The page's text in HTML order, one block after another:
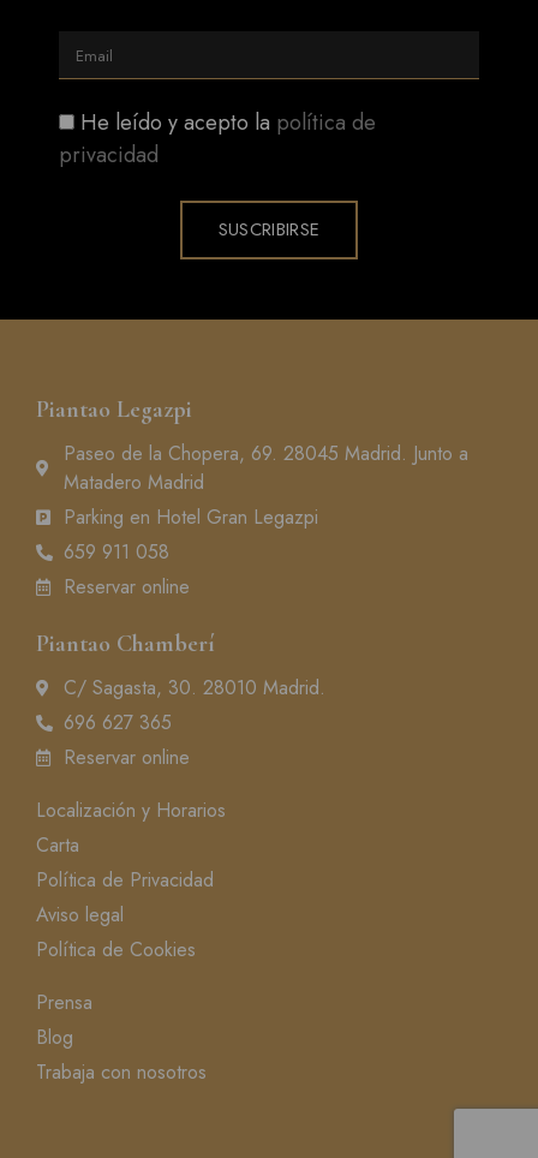
He leído y acepto la política de
privacidad
SUSCRIBIRSE
Piantao Legazpi
Paseo de la Chopera, 69. 28045 Madrid. Junto a
Matadero Madrid
Parking en Hotel Gran Legazpi
659 911 058
Reservar online
Piantao Chamberí
C/ Sagasta, 30. 28010 Madrid.
696 627 365
Reservar online
Localización y Horarios
Carta
Política de Privacidad
Aviso legal
Política de Cookies
Prensa
Blog
Trabaja con nosotros